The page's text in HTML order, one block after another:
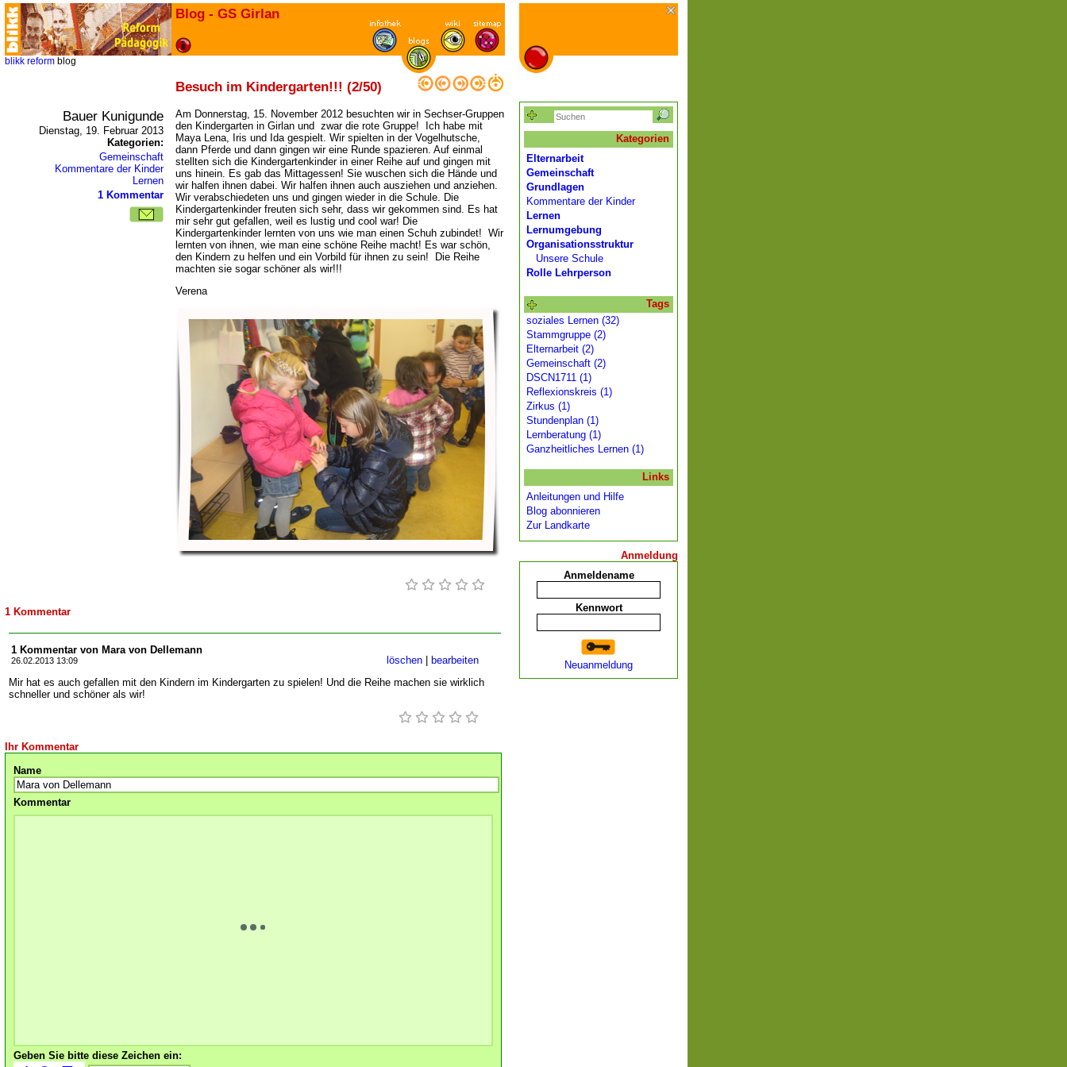
Blog - GS Girlan
blikk reform blog
Besuch im Kindergarten!!! (2/50)
Bauer Kunigunde
Dienstag, 19. Februar 2013
Kategorien:
Gemeinschaft
Kommentare der Kinder
Lernen
1 Kommentar
Am Donnerstag, 15. November 2012 besuchten wir in Sechser-Gruppen
den Kindergarten in Girlan und zwar die rote Gruppe! Ich habe mit
Maya Lena, Iris und Ida gespielt. Wir spielten in der Vogelhutsche,
dann Pferde und dann gingen wir eine Runde spazieren. Auf einmal
stellten sich die Kindergartenkinder in einer Reihe auf und gingen mit
uns hinein. Es gab das Mittagessen! Sie wuschen sich die Hände und
wir halfen ihnen dabei. Wir halfen ihnen auch ausziehen und anziehen.
Wir verabschiedeten uns und gingen wieder in die Schule. Die
Kindergartenkinder freuten sich sehr, dass wir gekommen sind. Es hat
mir sehr gut gefallen, weil es lustig und cool war! Die
Kindergartenkinder lernten von uns wie man einen Schuh zubindet! Wir
lernten von ihnen, wie man eine schöne Reihe macht! Es war schön,
den Kindern zu helfen und ein Vorbild für ihnen zu sein! Die Reihe
machten sie sogar schöner als wir!!!
Verena
1 Kommentar
1 Kommentar von Mara von Dellemann
26.02.2013 13:09 bearbeiten
löschen
Mir hat es auch gefallen mit den Kindern im Kindergarten zu spielen! Und die Reihe machen sie wirklich
schneller und schöner als wir!
Ihr Kommentar
Name
Kommentar
Geben Sie bitte diese Zeichen ein:
Kategorien
Elternarbeit
Gemeinschaft
Grundlagen
Kommentare der Kinder
Lernen
Lernumgebung
Organisationsstruktur
Unsere Schule
Rolle Lehrperson
Tags
soziales Lernen (32)
Stammgruppe (2)
Elternarbeit (2)
Gemeinschaft (2)
DSCN1711 (1)
Reflexionskreis (1)
Zirkus (1)
Stundenplan (1)
Lernberatung (1)
Ganzheitliches Lernen (1)
Links
Anleitungen und Hilfe
Blog abonnieren
Zur Landkarte
Anmeldung
Anmeldename
Kennwort
Neuanmeldung